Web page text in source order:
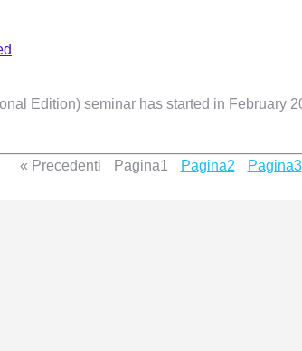
Edition) seminar has started in February
« Precedenti
Pagina1 Pagina2 Pagina3